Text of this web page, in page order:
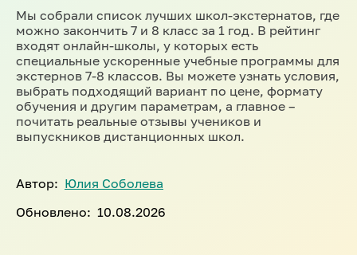
Мы собрали список лучших школ-экстернатов, где
можно закончить 7 и 8 класс за 1 год. В рейтинг
входят онлайн-школы, у которых есть
специальные ускоренные учебные программы для
экстернов 7-8 классов. Вы можете узнать условия,
выбрать подходящий вариант по цене, формату
обучения и другим параметрам, а главное –
почитать реальные отзывы учеников и
выпускников дистанционных школ.
Автор: Юлия Соболева
Обновлено: 10.08.2026